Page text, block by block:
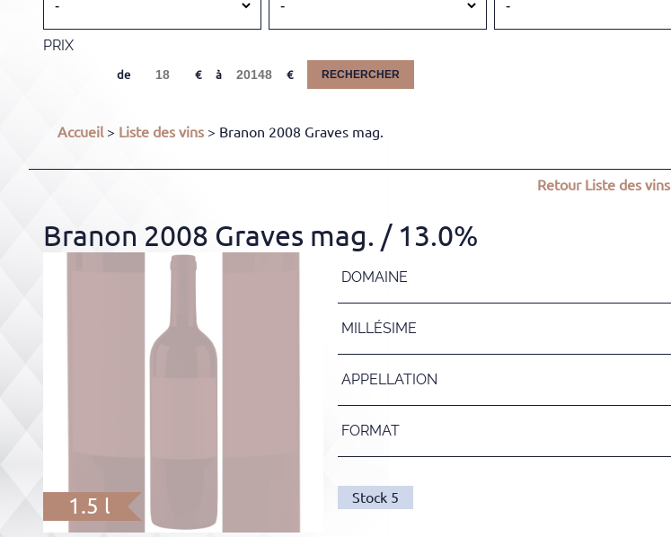
PRIX
de à RECHERCHER
Accueil> Liste des vins > Branon 2008 Graves mag.
RetourListe des vins
Branon 2008 Graves mag. / 13.0%
1.5 l
DOMAINE
MILLÉSIME
APPELLATION
FORMAT
Stock 5